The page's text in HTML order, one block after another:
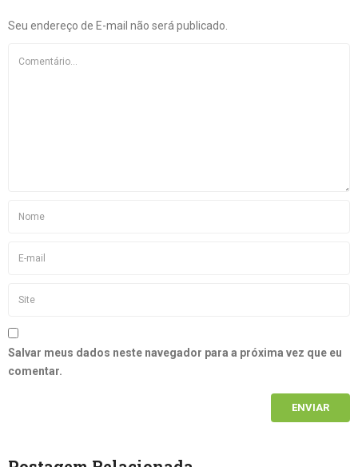
Seu endereço de E-mail não será publicado.
Salvar meus dados neste navegador para a próxima vez que eu
comentar.